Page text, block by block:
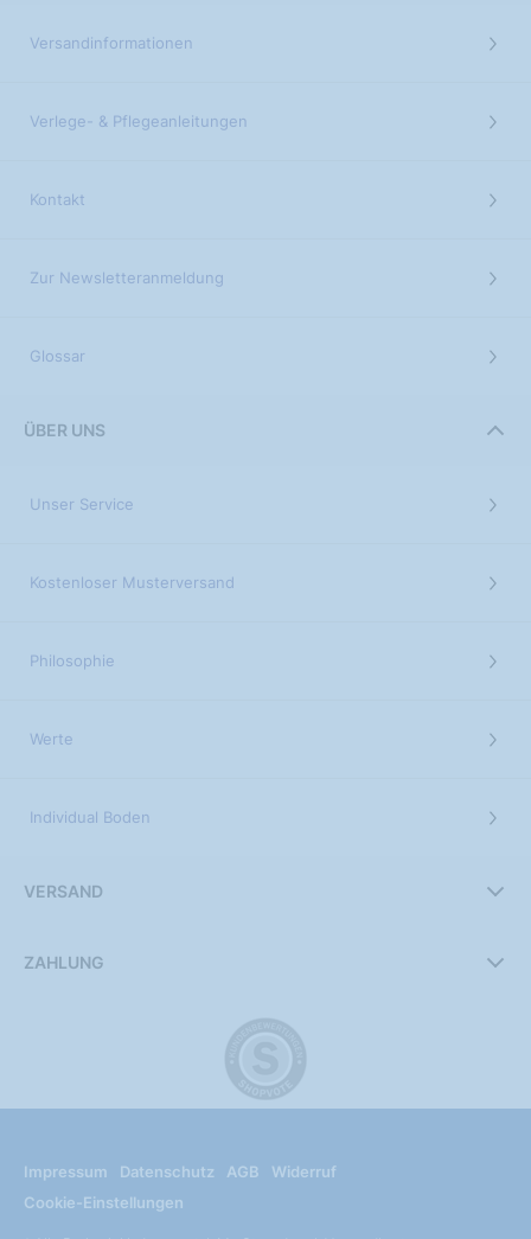
Versandinformationen
Verlege- & Pflegeanleitungen
Kontakt
Zur Newsletteranmeldung
Glossar
ÜBER UNS
Unser Service
Kostenloser Musterversand
Philosophie
Werte
Individual Boden
VERSAND
ZAHLUNG
Impressum Datenschutz AGB
Widerruf
Cookie-Einstellungen